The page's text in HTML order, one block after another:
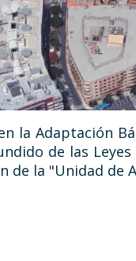
la Adaptación
de las
de la "Unidad de